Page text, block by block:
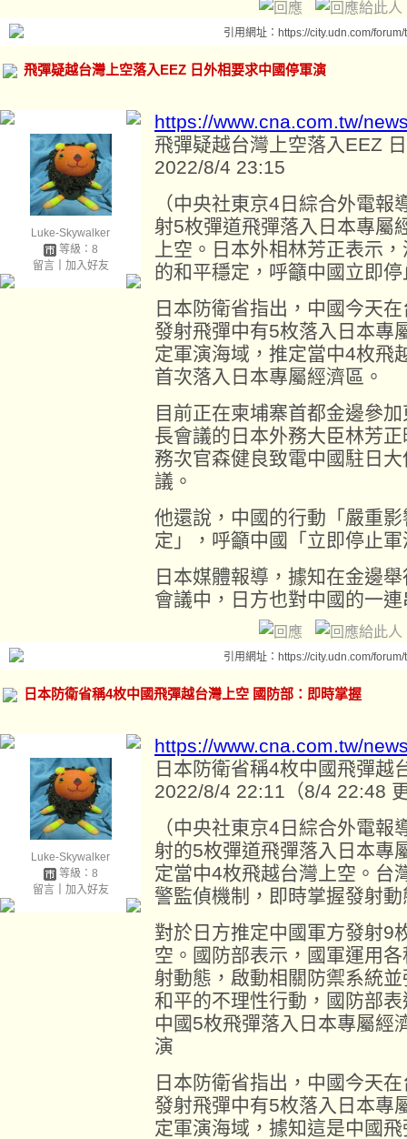
引用網址：https://city.udn.com/
飛彈疑越台灣上空落入EEZ 日外相要求中國停軍演
Luke-Skywalker
等級：8
留言｜ 加入好友
https://www.cna.com.tw/
飛彈疑越台灣上空落入EEZ
2022/8/4 23:15
（中央社東京4日綜合外電
射5枚彈道飛彈落入日本專屬
上空。日本外相林芳正表示
的和平穩定，呼籲中國立即
日本防衛省指出，中國今天
發射飛彈中有5枚落入日本專
定軍演海域，推定當中4枚飛
首次落入日本專屬經濟區。
目前正在柬埔寨首都金邊參
長會議的日本外務大臣林芳
務次官森健良致電中國駐日
議。
他還說，中國的行動「嚴重
定」，呼籲中國「立即停止
日本媒體報導，據知在金邊
會議中，日方也對中國的一
引用網址：https://city.udn.com/
日本防衛省稱4枚中國飛彈越台灣上空 國防部：即時掌握
Luke-Skywalker
等級：8
留言｜ 加入好友
https://www.cna.com.tw/
日本防衛省稱4枚中國飛彈越
2022/8/4 22:11（8/4 22:48
（中央社東京4日綜合外電
射的5枚彈道飛彈落入日本專
定當中4枚飛越台灣上空。台
警監偵機制，即時掌握發射動
對於日方推定中國軍方發射9
空。國防部表示，國軍運用
射動態，啟動相關防禦系統
和平的不理性行動，國防部
中國5枚飛彈落入日本專屬經
演
日本防衛省指出，中國今天
發射飛彈中有5枚落入日本專
定軍演海域，據知這是中國